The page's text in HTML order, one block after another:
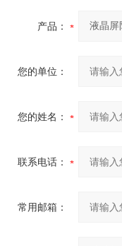
产品：
您的单位：
您的姓名：
联系电话：
常用邮箱：